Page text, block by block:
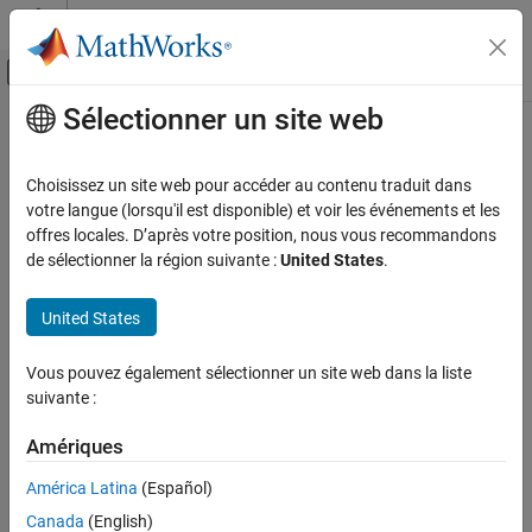
Passer au contenu
Activer/désactiver l'affichage du menu
Accueil de la documentation
Contenu principal
How useful was this information?
Sélectionner un site web
Choisissez un site web pour accéder au contenu traduit dans
votre langue (lorsqu'il est disponible) et voir les événements et les
offres locales. D’après votre position, nous vous recommandons
de sélectionner la région suivante :United States.
United States
Vous pouvez également sélectionner un site web dans la liste
suivante :
Amériques
América Latina (Español)
Canada (English)